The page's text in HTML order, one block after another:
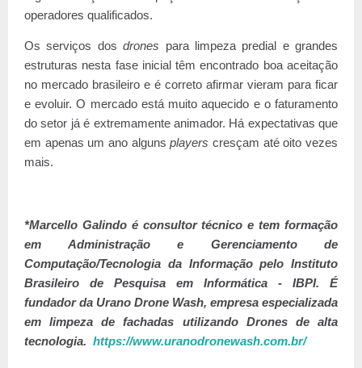
operadores qualificados.
Os serviços dosdrones para limpeza predial e grandes
estruturas nesta fase inicial têm encontrado boa aceitação
no mercado brasileiro e é correto afirmar vieram para ficar
e evoluir. O mercado está muito aquecido e o faturamento
do setor já é extremamente animador. Há expectativas que
em apenas um ano algunsplayers cresçam até oito vezes
mais.
*Marcello Galindo é consultor técnico e tem formação
em Administração e Gerenciamento de
Computação/Tecnologia da Informação pelo Instituto
Brasileiro de Pesquisa em Informática - IBPI.
É
fundador da Urano Drone Wash, empresa especializada
em limpeza de fachadas utilizando Drones de alta
tecnologia. https://www.uranodronewash.com.br/